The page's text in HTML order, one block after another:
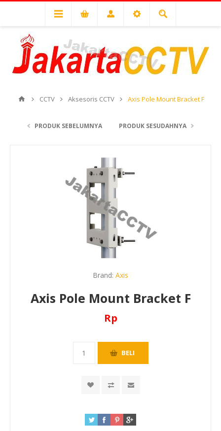
CCTV Aksesoris CCTV Axis Pole Mount Bracket F
PRODUK SEBELUMNYA PRODUK SESUDAHNYA
Brand: Axis
Axis Pole Mount Bracket F
Rp